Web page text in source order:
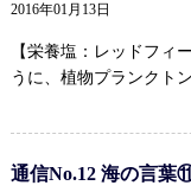
2016年01月13日
【栄養塩：レッドフィ
うに、植物プランクト
通信No.12 海の言葉